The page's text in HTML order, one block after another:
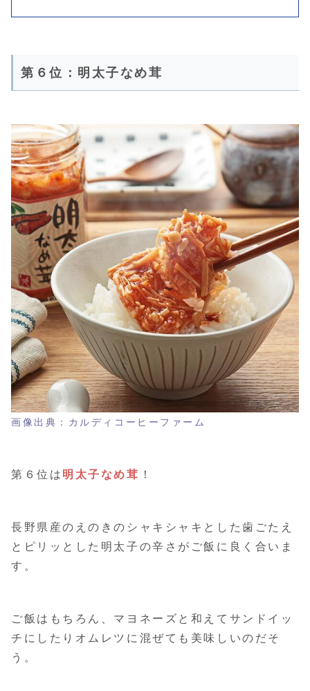
第６位：明太子なめ茸
画像出典：カルディコーヒーファーム
第６位は 明太子なめ茸 ！
長野県産のえのきのシャキシャキとした歯ごたえ
とピリッとした明太子の辛さがご飯に良く合いま
す。
ご飯はもちろん、マヨネーズと和えてサンドイッ
チにしたりオムレツに混ぜても美味しいのだそ
う。